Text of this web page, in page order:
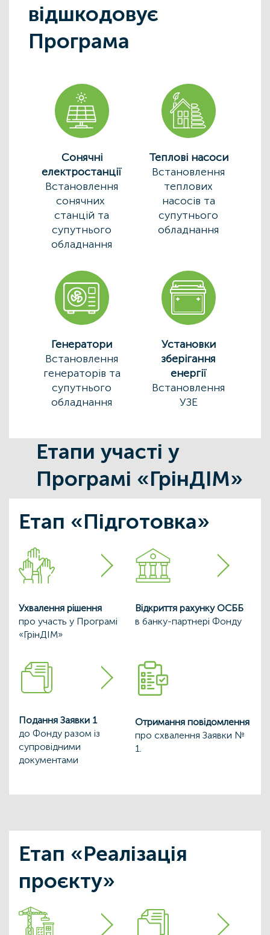
відшкодовує
Програма
Сонячні
електростанції
Встановлення
сонячних
станцій та
супутнього
обладнання
Теплові насоси
Встановлення
теплових
насосів та
супутнього
обладнання
Генератори
Встановлення
генераторів та
супутнього
обладнання
Установки
зберігання
енергії
Встановлення
УЗЕ
Етапи участі у
Програмі «ГрінДІМ»
Етап «Підготовка»
Ухвалення рішення
про участь у Програмі
«ГрінДІМ»
Відкриття рахунку ОСББ
в банку-партнері Фонду
Подання Заявки 1
до Фонду разом із
супровідними
документами
Отримання повідомлення
про схвалення Заявки №
1.
Етап «Реалізація
проєкту»